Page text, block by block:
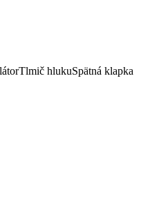
Tlmič hlukuSpätná klapka